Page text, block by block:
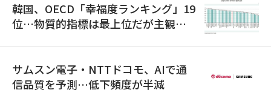
韓国、OECD「幸福度ランキング」19
位…物質的指標は最上位だが主観的
サムスン電子・NTTドコモ、AIで通
信品質を予測…低下頻度が半減